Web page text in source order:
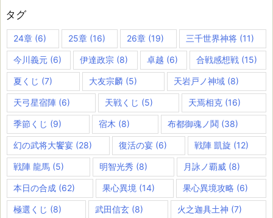
タグ
24章 (6) 25章(16) 26章 (19) 三千世界神将(11)
今川義元 (6) 伊達政宗 (8) 卓越 (6) 合戦感想戦(15)
夏くじ (7) 大友宗麟 (5) 天岩戸ノ神域 (8)
天弓星宿陣 (6) 天戦くじ (5) 天焉相克(16)
季節くじ (9) 宿木 (8) 布都御魂ノ鬨(38)
幻の武将大饗宴 (28) 復活の宴 (6) 戦陣 凱旋 (12)
戦陣 龍馬 (5) 明智光秀 (8) 月詠ノ覇威(8)
本日の合成 (62) 果心異境 (14) 果心異境攻略 (6)
極選くじ (8) 武田信玄 (8) 火之迦具土神 (7)